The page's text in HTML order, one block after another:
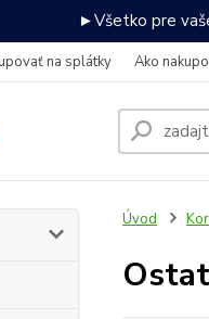
►Všetko pre
na splátky Ako
Úvod